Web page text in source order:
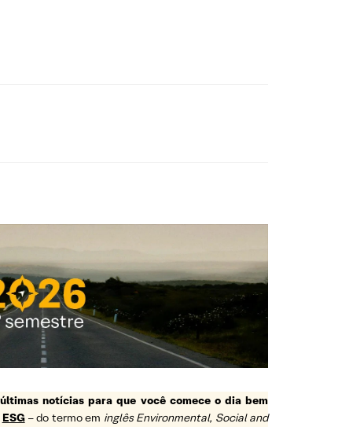
últimas notícias para que você comece o dia bem
ESG – do termo em inglês Environmental, Social and